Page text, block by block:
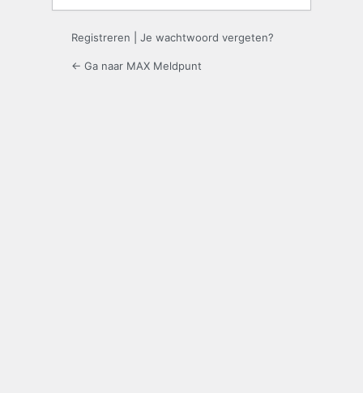
Registreren Je wachtwoord vergeten?
← Ga naar MAX Meldpunt